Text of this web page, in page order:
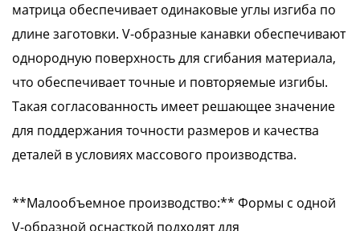
матрица обеспечивает одинаковые углы изгиба по
длине заготовки. V-образные канавки обеспечивают
однородную поверхность для сгибания материала,
что обеспечивает точные и повторяемые изгибы.
Такая согласованность имеет решающее значение
для поддержания точности размеров и качества
деталей в условиях массового производства.
**Малообъемное производство:** Формы с одной
V-образной оснасткой подходят для